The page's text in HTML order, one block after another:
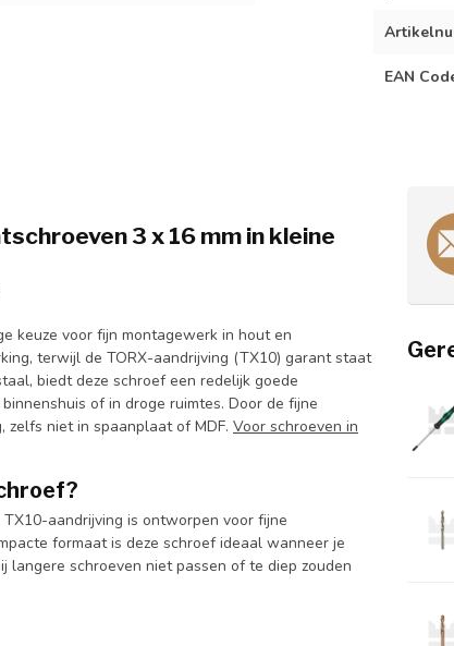
EAN
3 x 16 mm in kleine
keuze voor fijn montagewerk in hout en
terwijl de TORX-aandrijving (TX10) garant staat
biedt deze schroef een redelijk goede
of in droge ruimtes. Door de fijne
niet in spaanplaat of MDF. Voor schroeven in
aandrijving is ontworpen voor fijne
formaat is deze schroef ideaal wanneer je
schroeven niet passen of te diep zouden